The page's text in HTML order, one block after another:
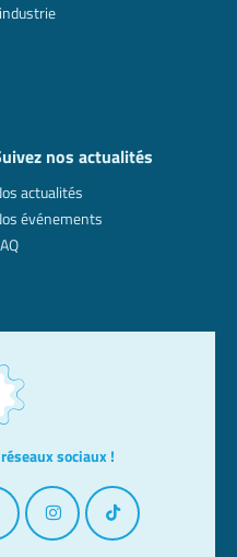
nos actualités
actualités
événements
sociaux !